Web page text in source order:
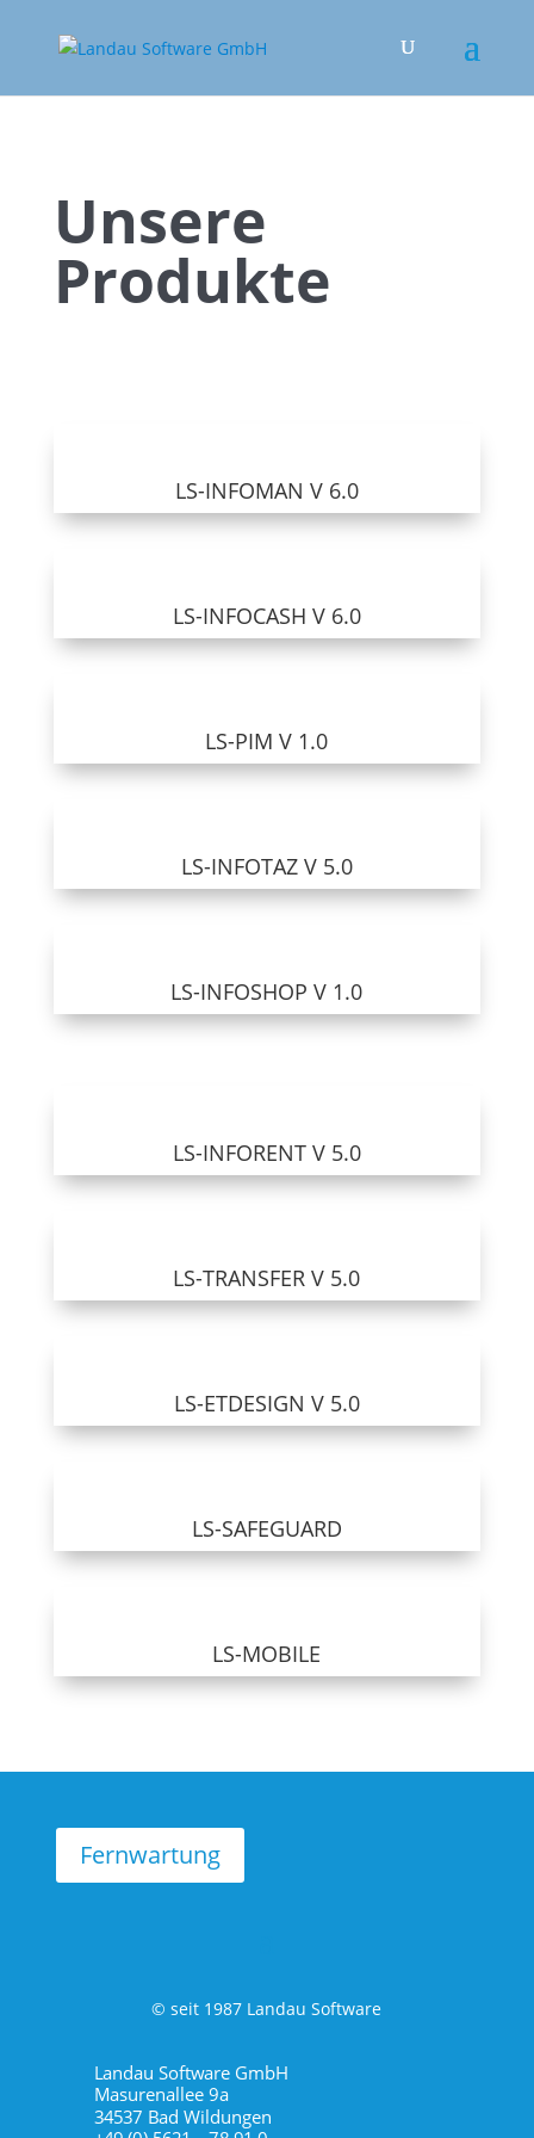
Unsere
Produkte
LS-INFOMAN V 6.0
LS-INFOCASH V 6.0
LS-PIM V 1.0
LS-INFOTAZ V 5.0
LS-INFOSHOP V 1.0
LS-INFORENT V 5.0
LS-TRANSFER V 5.0
LS-ETDESIGN V 5.0
LS-SAFEGUARD
LS-MOBILE
Fernwartung
© seit 1987 Landau Software
Landau Software GmbH
Masurenallee 9a
34537 Bad Wildungen